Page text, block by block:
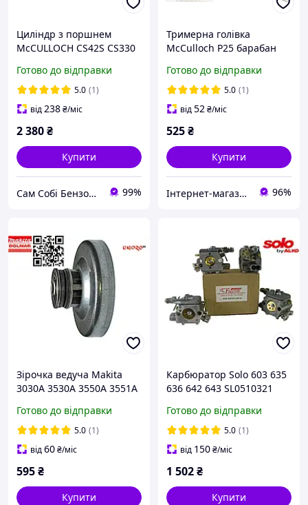
Циліндр з поршнем
McCULLOCH CS42S CS330
CS400 CS400T CS420T Mac
7-38 7-40 7-42, 5300718-85
поршнева група ЦПГ
Готово до відправки
5.0 (1)
від238₴/міс
2 380₴
Купити
Сам Собі БензоМайстер ⚙️ 99%
Тримерна голівка
McCulloch P25 барабан
Partner T 265CPS
Макалаш 25 5776159-01
Готово до відправки
5.0 (1)
від52₴/міс
525₴
Купити
Інтернет-магазин "Сам Собі Сервіс" 96%
Зірочка ведуча Makita
3030A 3530A 3550A 3551A
зчеплення 4050 4051
Dnipro-M ЭП-2240П
123886-6 221526-1
125331-7
Готово до відправки
5.0 (1)
від60₴/міс
595₴
Купити
Карбюратор Solo 603 635
636 642 643 SL0510321
SL230085110 карбюратор
на бензопилу Соло
Готово до відправки
5.0 (1)
від 150₴/міс
1 502₴
Купити